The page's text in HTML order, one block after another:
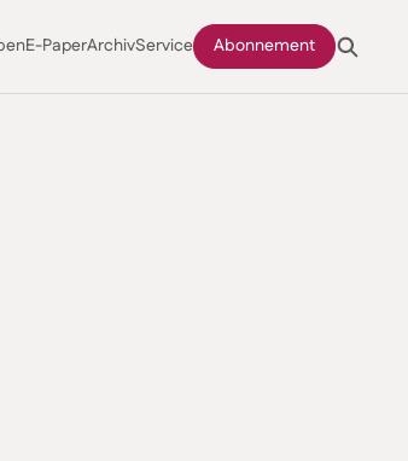
E-PaperArchivService Abonnement